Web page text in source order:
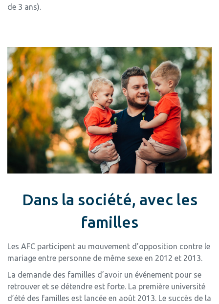
de 3 ans).
Dans la société, avec les
familles
Les AFC participent au mouvement d’opposition contre le
mariage entre personne de même sexe en 2012 et 2013.
La demande des familles d’avoir un événement pour se
retrouver et se détendre est forte. La première université
d’été des familles est lancée en août 2013. Le succès de la